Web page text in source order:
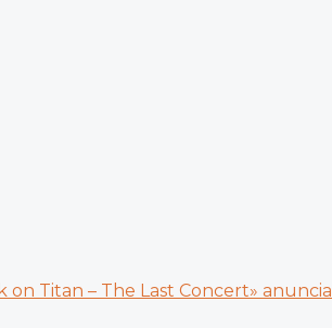
on Titan – The Last Concert»